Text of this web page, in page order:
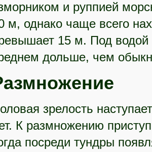
и руппией
м, однако чаще всего
15 м. Под водой
дольше, чем
зрелость
К размножению
посреди тундры